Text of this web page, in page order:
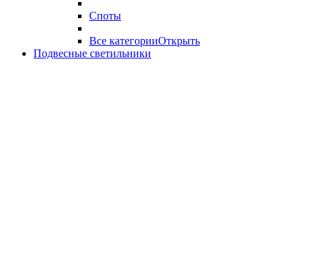
Споты
Все категорииОткрыть
Подвесные светильники